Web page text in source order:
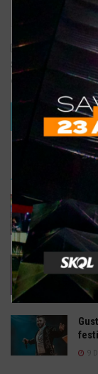
Salvar meus
comentar.
19
6
9